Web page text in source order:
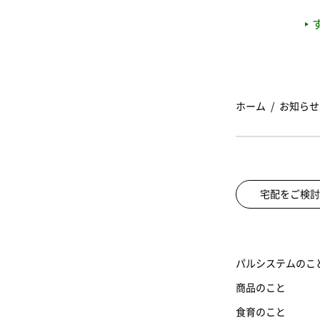
ホーム お知らせ
宅配をご検
パルシステムのこ
商品のこと
食育のこと